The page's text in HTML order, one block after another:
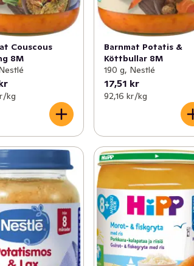
Couscous
8M
/kg
Barnmat Potatis &
Köttbullar 8M
190 g, Nestlé
17,51 kr
92,16 kr /kg